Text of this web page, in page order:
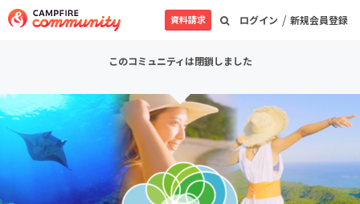
ログイン / 新規会員登録
資料請求
このコミュニティは閉鎖しました